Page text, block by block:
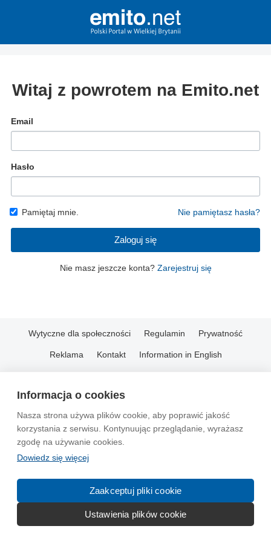
Informacja o cookies
Nasza strona używa plików cookie, aby poprawić jakość
korzystania z serwisu. Kontynuując przeglądanie, wyrażasz
zgodę na używanie cookies.
Dowiedz się więcej
Zaakceptuj pliki cookie
Ustawienia plików cookie
Witaj z powrotem na Emito.net
Email
Hasło
Pamiętaj mnie. Nie pamiętasz hasła?
Zaloguj się
Nie masz jeszcze konta? Zarejestruj się
Wytyczne dla społeczności Regulamin Prywatność
Reklama Kontakt Information in English